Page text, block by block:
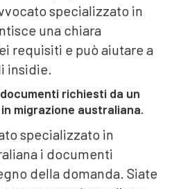
specializzato in
una chiara
requisiti e può aiutare a
insidie.
richiesti da un
migrazione australiana.
specializzato in
i documenti
della domanda. Siate